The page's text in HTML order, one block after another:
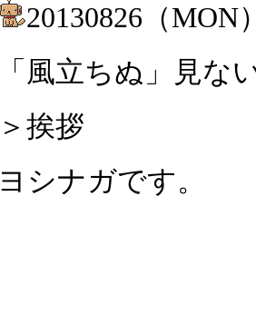
20130826（MON
「風立ちぬ」見な
＞挨拶
ヨシナガです。